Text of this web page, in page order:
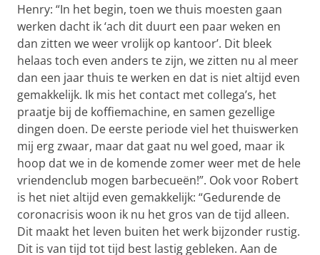
Henry: “In het begin, toen we thuis moesten gaan
werken dacht ik ‘ach dit duurt een paar weken en
dan zitten we weer vrolijk op kantoor’. Dit bleek
helaas toch even anders te zijn, we zitten nu al meer
dan een jaar thuis te werken en dat is niet altijd even
gemakkelijk. Ik mis het contact met collega’s, het
praatje bij de koffiemachine, en samen gezellige
dingen doen. De eerste periode viel het thuiswerken
mij erg zwaar, maar dat gaat nu wel goed, maar ik
hoop dat we in de komende zomer weer met de hele
vriendenclub mogen barbecueën!”. Ook voor Robert
is het niet altijd even gemakkelijk: “Gedurende de
coronacrisis woon ik nu het gros van de tijd alleen.
Dit maakt het leven buiten het werk bijzonder rustig.
Dit is van tijd tot tijd best lastig gebleken. Aan de